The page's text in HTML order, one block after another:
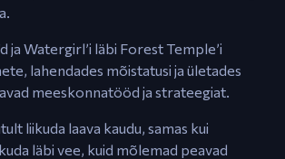
ja Watergirl’i läbi Forest Temple’i
lahendades mõistatusi ja ületades
meeskonnatööd ja strateegiat.
liikuda laava kaudu, samas kui
läbi vee, kuid mõlemad peavad